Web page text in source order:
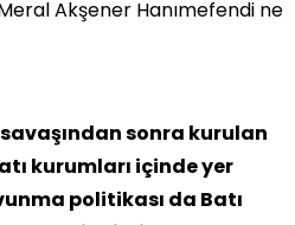
Akşener Hanımefendi ne
sonra kurulan
kurumları içinde yer
politikası da Batı